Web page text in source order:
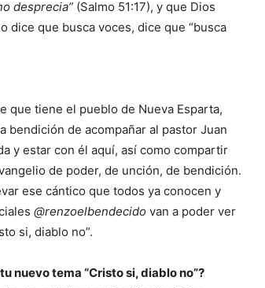
desprecia” (Salmo 51:17), y que Dios
dice que busca voces, dice que “busca
que tiene el pueblo de Nueva Esparta,
bendición de acompañar al pastor Juan
y estar con él aquí, así como compartir
de poder, de unción, de bendición.
ese cántico que todos ya conocen y
@renzoelbendecido van a poder ver
si, diablo no”.
nuevo tema “Cristo si, diablo no”?